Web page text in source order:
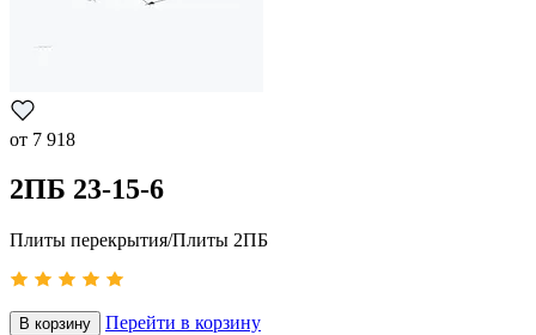
от 7 918
2ПБ 23-15-6
Плиты перекрытия/Плиты 2ПБ
В корзину Перейти в корзину